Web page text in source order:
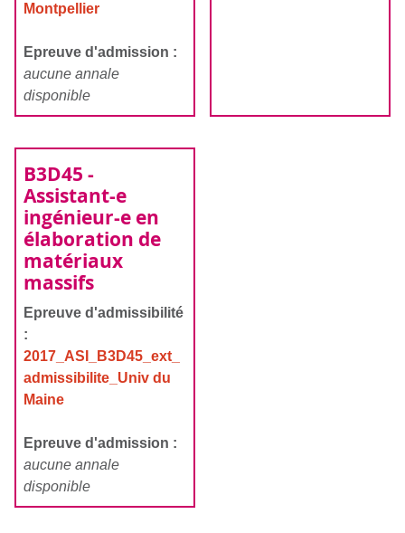
Montpellier
Epreuve d'admission :
aucune annale
disponible
B3D45 -
Assistant-e
ingénieur-e en
élaboration de
matériaux
massifs
Epreuve d'admissibilité
:
2017_ASI_B3D45_ext_
admissibilite_Univ du
Maine
Epreuve d'admission :
aucune annale
disponible